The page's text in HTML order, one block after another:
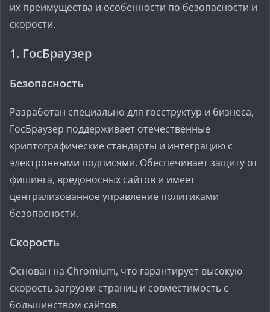
их преимущества и особенности по безопасности и
скорости.
1. ГосБраузер
Безопасность
Разработан специально для госструктур и бизнеса,
ГосБраузер поддерживает отечественные
криптографические стандарты и интеграцию с
электронными подписями. Обеспечивает защиту от
фишинга, вредоносных сайтов и имеет
централизованное управление политиками
безопасности.
Скорость
Основан на Chromium, что гарантирует высокую
скорость загрузки страниц и совместимость с
большинством сайтов.